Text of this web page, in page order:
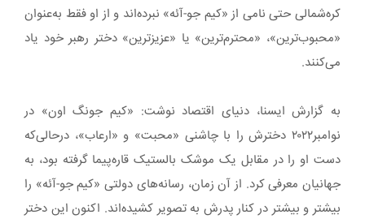
کره‌شمالی حتی نامی از «کیم جو-آئه» نبرده‌اند و از او فقط به‌عنوان
«محبوب‌ترین»، «محترم‌ترین» یا «عزیزترین» دختر رهبر خود یاد
می‌کنند.
به گزارش ایسنا، دنیای اقتصاد نوشت: «کیم جونگ اون» در
نوامبر۲۰۲۲ دخترش را با چاشنی «محبت» و «ارعاب»، درحالی‌که
دست او را در مقابل یک موشک بالستیک قاره‌پیما گرفته بود، به
جهانیان معرفی کرد. از آن زمان، رسانه‌های دولتی «کیم جو-آئه» را
بیشتر و بیشتر در کنار پدرش به تصویر کشیده‌اند. اکنون این دختر